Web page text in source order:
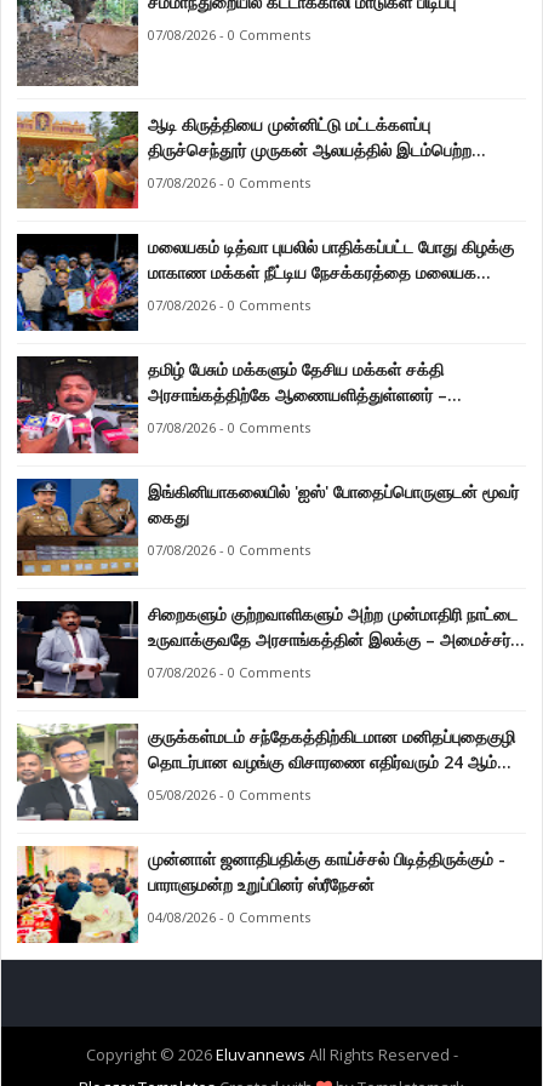
07/08/2026 - 0 Comments
ஆடி கிருத்தியை முன்னிட்டு மட்டக்களப்பு
திருச்செந்தூர் முருகன் ஆலயத்தில் இடம்பெற்ற
பால்குட பவனி 1008 சங்கா ஆபிஷேக நிகழ்வு.
07/08/2026 - 0 Comments
மலையகம் டித்வா புயலில் பாதிக்கப்பட்ட போது கிழக்கு
மாகாண மக்கள் நீட்டிய நேசக்கரத்தை மலையக
மக்கள் ஒருபோதும் மறக்கமாட்டார்கள் : நுவரெலியா
07/08/2026 - 0 Comments
தமிழ் பேசும் மக்களும் தேசிய மக்கள் சக்தி
அரசாங்கத்திற்கே ஆணையளித்துள்ளனர் –
கடற்றொழில் அமைச்சர் இராமலிங்கம் சந்திரசேகர்
07/08/2026 - 0 Comments
இங்கினியாகலையில் 'ஐஸ்' போதைப்பொருளுடன் மூவர்
கைது
07/08/2026 - 0 Comments
சிறைகளும் குற்றவாளிகளும் அற்ற முன்மாதிரி நாட்டை
உருவாக்குவதே அரசாங்கத்தின் இலக்கு – அமைச்சர்
இராமலிங்கம் சந்திரசேகர்
07/08/2026 - 0 Comments
குருக்கள்மடம் சந்தேகத்திற்கிடமான மனிதப்புதைகுழி
தொடர்பான வழங்கு விசாரணை எதிர்வரும் 24 ஆம்
திகதிக்கு தவணையிடப்பட்டுள்ளது.
05/08/2026 - 0 Comments
முன்னாள் ஜனாதிபதிக்கு காய்ச்சல் பிடித்திருக்கும் -
பாராளுமன்ற உறுப்பினர் ஸ்ரீநேசன்
04/08/2026 - 0 Comments
Copyright © 2026Eluvannews All Rights Reserved -